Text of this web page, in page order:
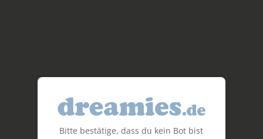
Bitte bestätige, dass du kein Bot bist